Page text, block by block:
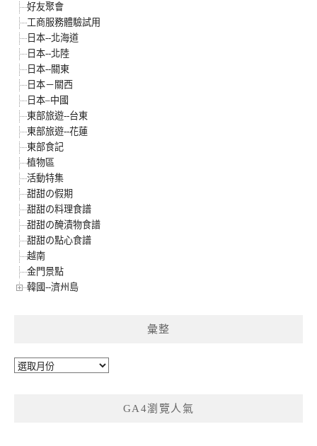
好友聚會
工商服務體驗試用
日本--北海道
日本--北陸
日本--關東
日本－關西
日本–中國
東部旅遊--台東
東部旅遊--花蓮
東部食記
植物區
活動特集
甜甜の假期
甜甜の料理食譜
甜甜の醃漬物食譜
甜甜の點心食譜
越南
金門景點
韓國--濟州島
彙整
彙
GA4瀏覽人氣